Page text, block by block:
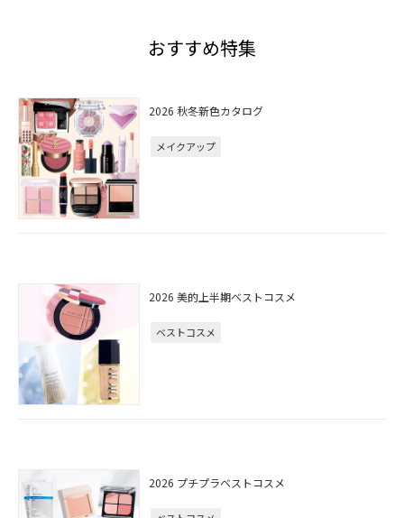
おすすめ特集
2026 秋冬新色カタログ
メイクアップ
2026 美的上半期ベストコスメ
ベストコスメ
2026 プチプラベストコスメ